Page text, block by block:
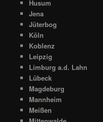
Husum
Jena
Jüterbog
Köln
Koblenz
Leipzig
Limburg a.d. Lahn
Lübeck
Magdeburg
Mannheim
Meißen